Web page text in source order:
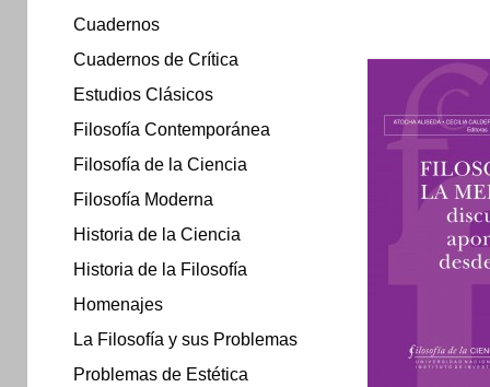
Cuadernos
Cuadernos de Crítica
Estudios Clásicos
Filosofía Contemporánea
Filosofía de la Ciencia
Filosofía Moderna
Historia de la Ciencia
Historia de la Filosofía
Homenajes
La Filosofía y sus Problemas
Problemas de Estética